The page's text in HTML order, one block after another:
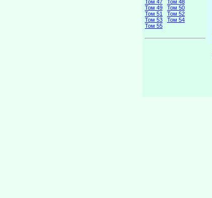
Том 47
Том 48
Том 49
Том 50
Том 51
Том 52
Том 53
Том 54
Том 55